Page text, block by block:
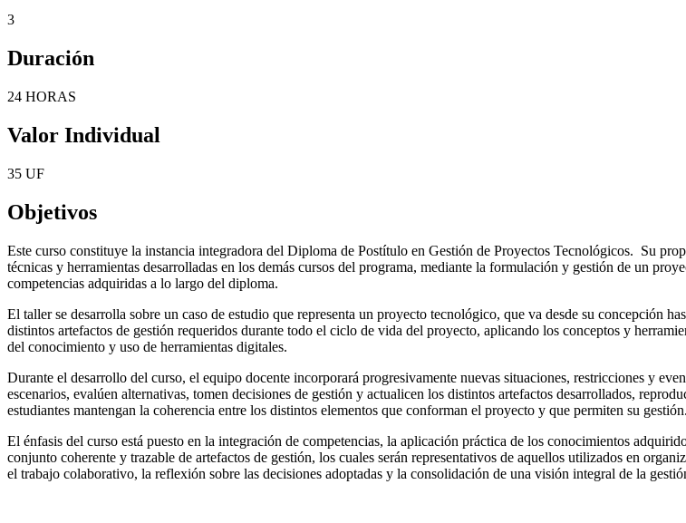
3
Duración
24 HORAS
Valor Individual
35 UF
Objetivos
Este curso constituye la instancia integradora del Diploma de Postítulo en Gestión de Proyectos Tecnológicos. Su
técnicas y herramientas desarrolladas en los demás cursos del programa, mediante la formulación y gestión de un
competencias adquiridas a lo largo del diploma.
El taller se desarrolla sobre un caso de estudio que representa un proyecto tecnológico, que va desde su concepción
distintos artefactos de gestión requeridos durante todo el ciclo de vida del proyecto, aplicando los conceptos y
del conocimiento y uso de herramientas digitales.
Durante el desarrollo del curso, el equipo docente incorporará progresivamente nuevas situaciones, restricciones y
escenarios, evalúen alternativas, tomen decisiones de gestión y actualicen los distintos artefactos desarrollados,
estudiantes mantengan la coherencia entre los distintos elementos que conforman el proyecto y que permiten su gestión.
El énfasis del curso está puesto en la integración de competencias, la aplicación práctica de los conocimientos
conjunto coherente y trazable de artefactos de gestión, los cuales serán representativos de aquellos utilizados en
el trabajo colaborativo, la reflexión sobre las decisiones adoptadas y la consolidación de una visión integral de la